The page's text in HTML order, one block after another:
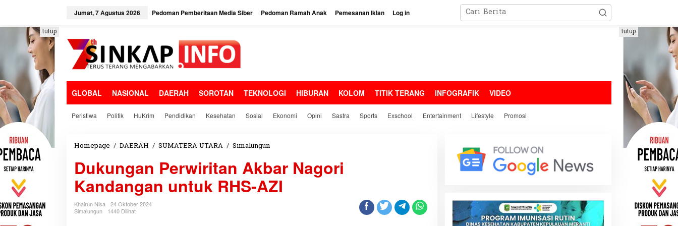
e
k
o
n
t
e
n
Jumat, 7 Agustus 2026 Pedoman Pemberitaan Media Siber Pedoman Ramah Anak Pemesanan Iklan Log in
GLOBAL NASIONAL DAERAH SOROTAN TEKNOLOGI HIBURAN KOLOM TITIK TERANG INFOGRAFIK VIDEO
Peristiwa Politik HuKrim Pendidikan Kesehatan Sosial Ekonomi Opini Sastra Sports Exschool Entertainment Lifestyle Promosi
tutup tutup
Homepage / DAERAH / SUMATERA UTARA / Simalungun
k
u
n
g
Dukungan Perwiritan Akbar Nagori
Kandangan untuk RHS-AZI
Khairun Nisa
24 Oktober 2024
Simalungun
1440 Dilihat